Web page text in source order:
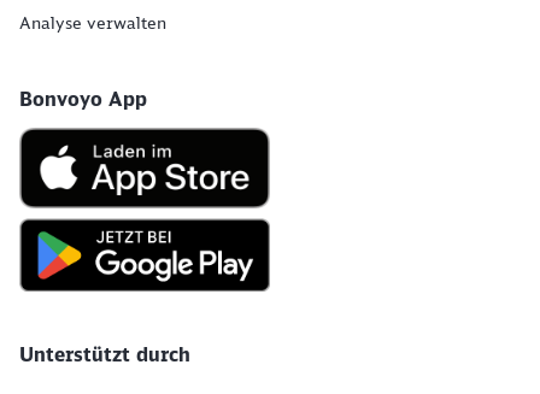
Analyse verwalten
Bonvoyo App
Unterstützt durch